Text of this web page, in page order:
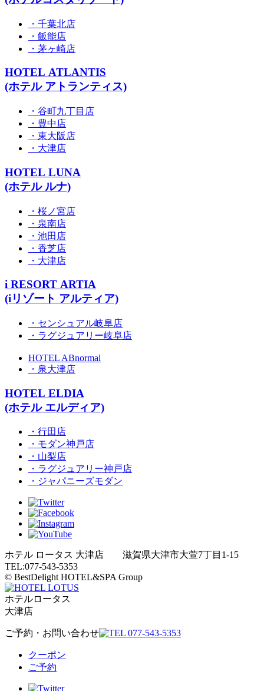
・千葉北店
・飯能店
・茅ヶ崎店
HOTEL ATLANTIS
(ホテル アトランティス)
・谷町九丁目店
・豊中店
・東大阪店
・大津店
HOTEL LUNA
(ホテル ルナ)
・桜ノ宮店
・泉南店
・池田店
・香芝店
・大津店
i RESORT ARTIA
(iリゾート アルティア)
・センシュアル岐阜店
・ラグジュアリー岐阜店
HOTEL ABnormal
・泉大津店
HOTEL ELDIA
(ホテル エルディア)
・行田店
・モダン神戸店
・山梨店
・ラグジュアリー神戸店
・ジャパニーズモダン
ホテル ロータス 大津店 滋賀県大津市大萱7丁目1-15
TEL:077-543-5353
© BestDelight HOTEL&SPA Group
ホテルロータス
大津店
ご予約・お問い合わせ
クーポン
ご予約